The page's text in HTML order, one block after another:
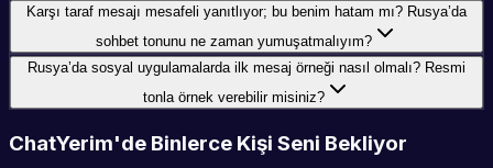
Karşı taraf mesajı mesafeli yanıtlıyor; bu benim hatam mı? Rusya’da
sohbet tonunu ne zaman yumuşatmalıyım?
Rusya’da sosyal uygulamalarda ilk mesaj örneği nasıl olmalı? Resmi
tonla örnek verebilir misiniz?
ChatYerim'de Binlerce Kişi Seni Bekliyor